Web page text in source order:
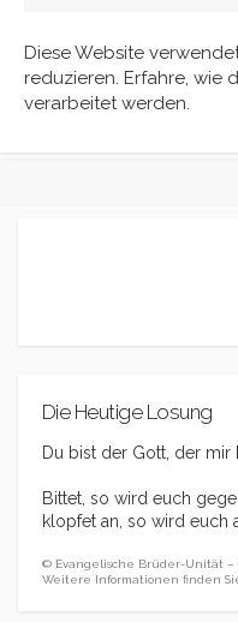
Diese Website
reduzieren. Erfahre, wie
verarbeitet werden.
Die Heutige Losung
Du bist der Gott, der mir
Bittet, so wird euch
klopfet an, so wird euch
© Evangelische Brüder-Unität
Weitere Informationen finden